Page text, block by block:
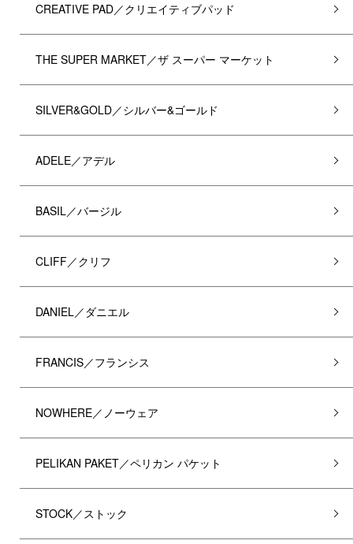
CREATIVE PAD／クリエイティブパッド
THE SUPER MARKET／ザ スーパー マーケット
SILVER&GOLD／シルバー&ゴールド
ADELE／アデル
BASIL／バージル
CLIFF／クリフ
DANIEL／ダニエル
FRANCIS／フランシス
NOWHERE／ノーウェア
PELIKAN PAKET／ペリカン パケット
STOCK／ストック